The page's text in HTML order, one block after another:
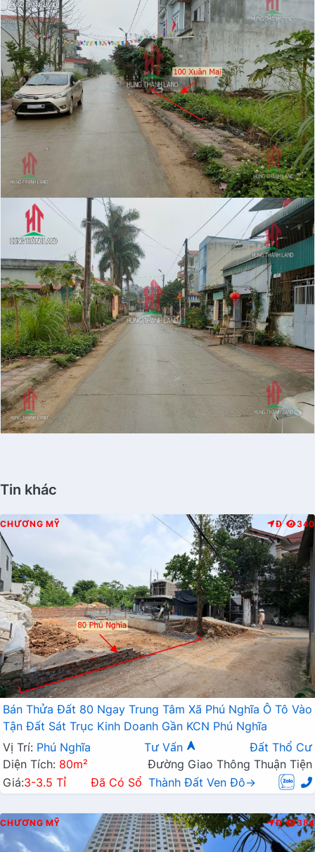
Tin khác
CHƯƠNG MỸ Đ 340
Bán Thửa Đất 80 Ngay Trung Tâm Xã Phú Nghĩa Ô Tô Vào
Tận Đất Sát Trục Kinh Doanh Gần KCN Phú Nghĩa
Vị Trí: Phú Nghĩa Tư Vấn
Đất Thổ Cư
Diện Tích: 80m²
Đường Giao Thông Thuận Tiện
Giá:3-3.5 Tỉ Đã Có Sổ Thành Đất Ven Đô→
CHƯƠNG MỸ Đ 384